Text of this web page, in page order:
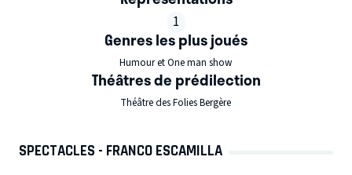
1
Genres les plus joués
Humour et One man show
Théâtres de prédilection
Théâtre des Folies Bergère
SPECTACLES - FRANCO ESCAMILLA